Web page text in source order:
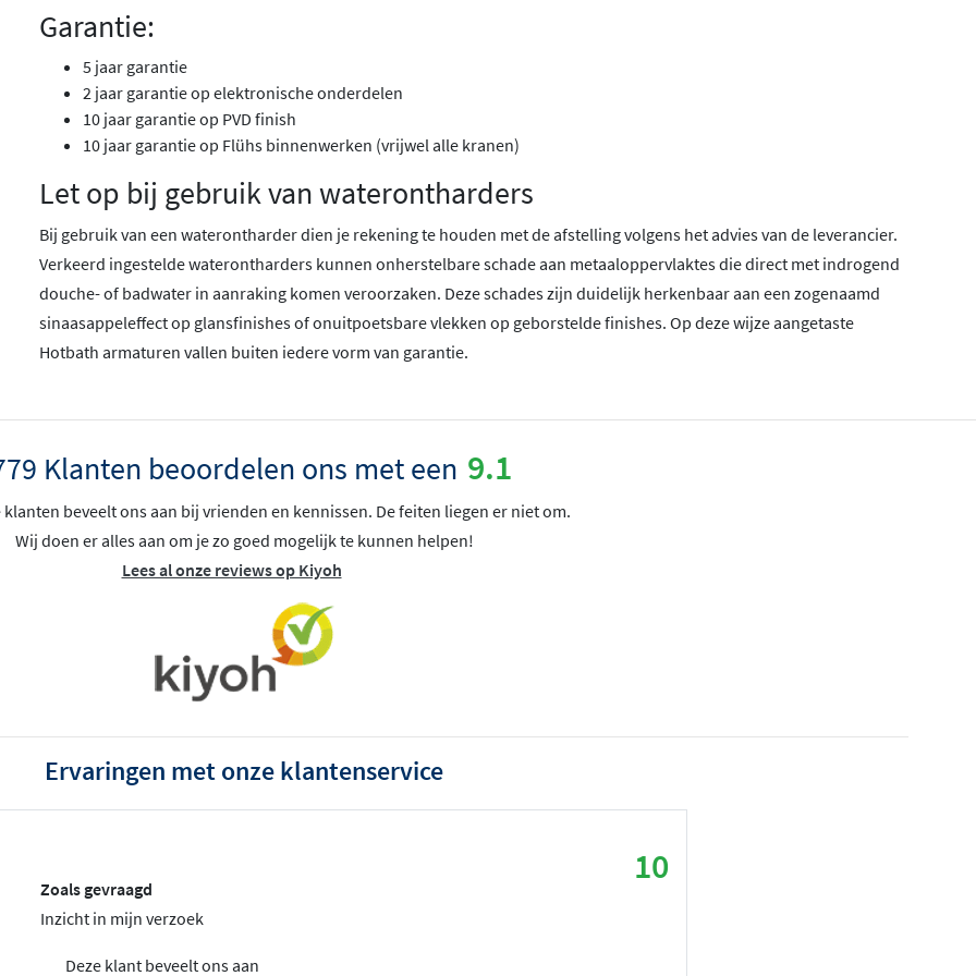
Garantie:
5 jaar garantie
2 jaar garantie op elektronische onderdelen
10 jaar garantie op PVD finish
10 jaar garantie op Flühs binnenwerken (vrijwel alle kranen)
Let op bij gebruik van waterontharders
Bij gebruik van een waterontharder dien je rekening te houden met de afstelling volgens het advies van de leverancier.
Verkeerd ingestelde waterontharders kunnen onherstelbare schade aan metaaloppervlaktes die direct met indrogend
douche- of badwater in aanraking komen veroorzaken. Deze schades zijn duidelijk herkenbaar aan een zogenaamd
sinaasappeleffect op glansfinishes of onuitpoetsbare vlekken op geborstelde finishes. Op deze wijze aangetaste
Hotbath armaturen vallen buiten iedere vorm van garantie.
Klanten beoordelen ons met een 9.1
klanten beveelt ons aan bij vrienden en kennissen. De feiten liegen er niet om.
Wij doen er alles aan om je zo goed mogelijk te kunnen helpen!
Lees al onze reviews op Kiyoh
Ervaringen met onze klantenservice
10
Zoals gevraagd
Inzicht in mijn verzoek
Deze klant beveelt ons aan